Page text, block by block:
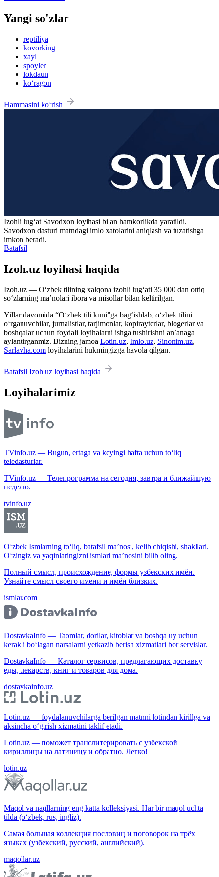
Yangi so'zlar
reptiliya
kovorking
xayl
spoyler
lokdaun
ko‘ragon
Hammasini ko‘rish
Izohli lugʻat Savodxon loyihasi bilan hamkorlikda yaratildi.
Savodxon dasturi matndagi imlo xatolarini aniqlash va tuzatishga
imkon beradi.
Batafsil
Izoh.uz loyihasi haqida
Izoh.uz — O‘zbek tilining xalqona izohli lug‘ati 35 000 dan ortiq
so‘zlarning ma’nolari ibora va misollar bilan keltirilgan.
Yillar davomida “O‘zbek tili kuni”ga bag‘ishlab, o‘zbek tilini
o‘rganuvchilar, jurnalistlar, tarjimonlar, kopirayterlar, blogerlar va
boshqalar uchun foydali loyihalarni ishga tushirishni an’anaga
aylantirganmiz. Bizning jamoa Lotin.uz, Imlo.uz, Sinonim.uz,
Sarlavha.com loyihalarini hukmingizga havola qilgan.
Batafsil Izoh.uz loyihasi haqida
Loyihalarimiz
TVinfo.uz — Bugun, ertaga va keyingi hafta uchun to‘liq
teledasturlar.
TVinfo.uz — Телепрограмма на сегодня, завтра и ближайшую
неделю.
tvinfo.uz
O‘zbek Ismlarning to‘liq, batafsil ma’nosi, kelib chiqishi, shakllari.
O‘zingiz va yaqinlaringizni ismlari ma’nosini bilib oling.
Полный смысл, происхождение, формы узбекских имён.
Узнайте смысл своего имени и имён близких.
ismlar.com
DostavkaInfo — Taomlar, dorilar, kitoblar va boshqa uy uchun
kerakli bo‘lagan narsalarni yetkazib berish xizmatlari bor servislar.
DostavkaInfo — Каталог сервисов, предлагающих доставку
еды, лекарств, книг и товаров для дома.
dostavkainfo.uz
Lotin.uz — foydalanuvchilarga berilgan matnni lotindan kirillga va
aksincha o‘girish xizmatini taklif etadi.
Lotin.uz — поможет транслитерировать с узбекской
кириллицы на латиницу и обратно. Легко!
lotin.uz
Maqol va naqllarning eng katta kolleksiyasi. Har bir maqol uchta
tilda (o‘zbek, rus, ingliz).
Самая большая коллекция пословиц и поговорок на трёх
языках (узбекский, русский, английский).
maqollar.uz